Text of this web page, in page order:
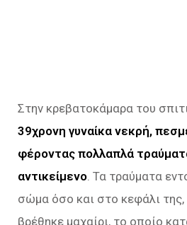
Στην κρεβατοκάμαρα του
39χρονη γυναίκα νεκρή,
φέροντας πολλαπλά
αντικείμενο . Τα τραύματα
σώμα όσο και στο κεφάλι
βρέθηκε μαχαίρι, το οποίο